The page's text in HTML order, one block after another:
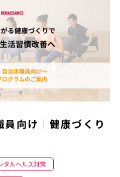
向け｜健康づくり
タルヘルス対策